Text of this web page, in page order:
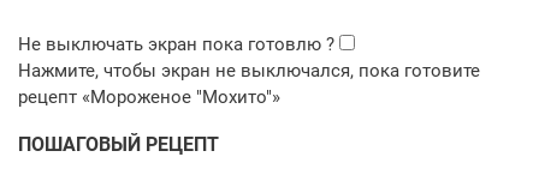
ПОШАГОВЫЙ РЕЦЕПТ